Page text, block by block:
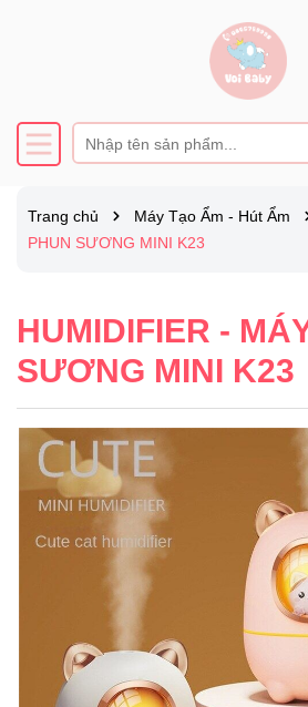
Trang chủ Máy Tạo Ẩm - Hút Ẩm
PHUN SƯƠNG MINI K23
HUMIDIFIER -
SƯƠNG MINI K23